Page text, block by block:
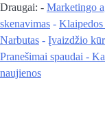
Draugai: - Marketingo
skenavimas - Klaipedos
Narbutas - Įvaizdžio
Pranešimai spaudai -
naujienos